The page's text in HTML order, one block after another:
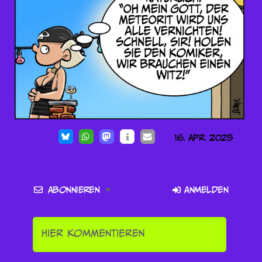
16. Apr. 2025
Abonnieren Anmelden